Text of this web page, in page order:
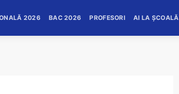
2026 BAC 2026 PROFESORI AI LA ȘCOALĂ